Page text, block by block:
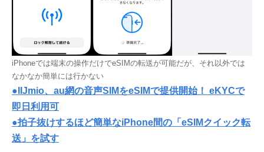
iPhoneでは端末の操作だけでeSIMの転送が可能だが、それ以外では
なかなか簡単には行かない
●IIJmio、au網の音声SIMをeSIMで提供開始！ eKYCで
即日利用可
●拍子抜けするほど簡単なiPhone間の「eSIMクイック転
送」を試す